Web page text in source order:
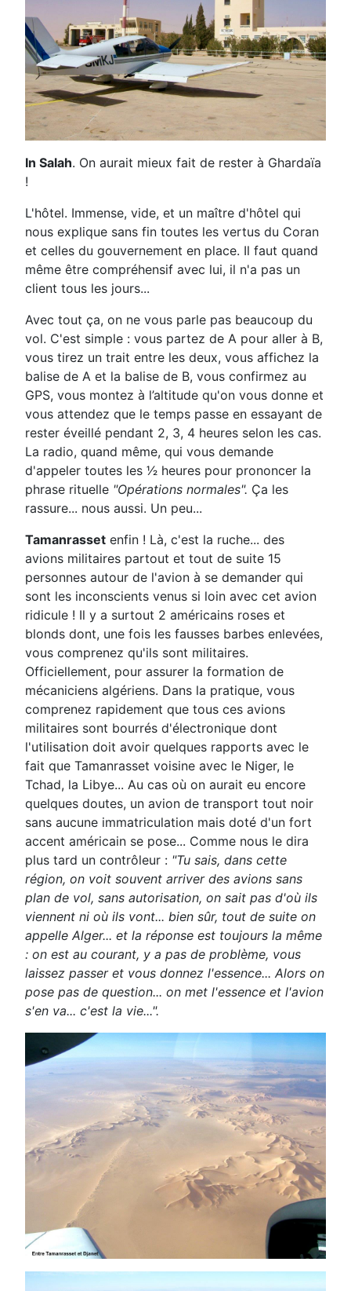
In Salah. On aurait mieux fait de rester à Ghardaïa
!
L'hôtel. Immense, vide, et un maître d'hôtel qui
nous explique sans fin toutes les vertus du Coran
et celles du gouvernement en place. Il faut quand
même être compréhensif avec lui, il n'a pas un
client tous les jours...
Avec tout ça, on ne vous parle pas beaucoup du
vol. C'est simple : vous partez de A pour aller à B,
vous tirez un trait entre les deux, vous affichez la
balise de A et la balise de B, vous confirmez au
GPS, vous montez à l’altitude qu'on vous donne et
vous attendez que le temps passe en essayant de
rester éveillé pendant 2, 3, 4 heures selon les cas.
La radio, quand même, qui vous demande
d'appeler toutes les 1⁄2 heures pour prononcer la
phrase rituelle "Opérations normales". Ça les
rassure... nous aussi. Un peu...
Tamanrasset enfin ! Là, c'est la ruche... des
avions militaires partout et tout de suite 15
personnes autour de l'avion à se demander qui
sont les inconscients venus si loin avec cet avion
ridicule ! Il y a surtout 2 américains roses et
blonds dont, une fois les fausses barbes enlevées,
vous comprenez qu'ils sont militaires.
Officiellement, pour assurer la formation de
mécaniciens algériens. Dans la pratique, vous
comprenez rapidement que tous ces avions
militaires sont bourrés d'électronique dont
l'utilisation doit avoir quelques rapports avec le
fait que Tamanrasset voisine avec le Niger, le
Tchad, la Libye... Au cas où on aurait eu encore
quelques doutes, un avion de transport tout noir
sans aucune immatriculation mais doté d'un fort
accent américain se pose... Comme nous le dira
plus tard un contrôleur : "Tu sais, dans cette
région, on voit souvent arriver des avions sans
plan de vol, sans autorisation, on sait pas d'où ils
viennent ni où ils vont... bien sûr, tout de suite on
appelle Alger... et la réponse est toujours la même
: on est au courant, y a pas de problème, vous
laissez passer et vous donnez l'essence... Alors on
pose pas de question... on met l'essence et l'avion
s'en va... c'est la vie...".